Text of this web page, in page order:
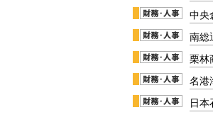
中央
南総
栗林
名港
日